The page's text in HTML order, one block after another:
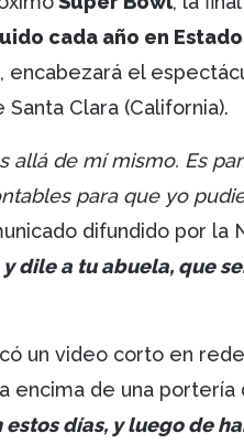
cada año en
encabezará el
Clara (California).
allá de mí mismo. Es
para que yo
difundido por la
dile a tu abuela, que
un video corto en
encima de una portería
estos días, y luego de